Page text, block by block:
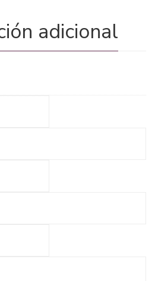
adicional